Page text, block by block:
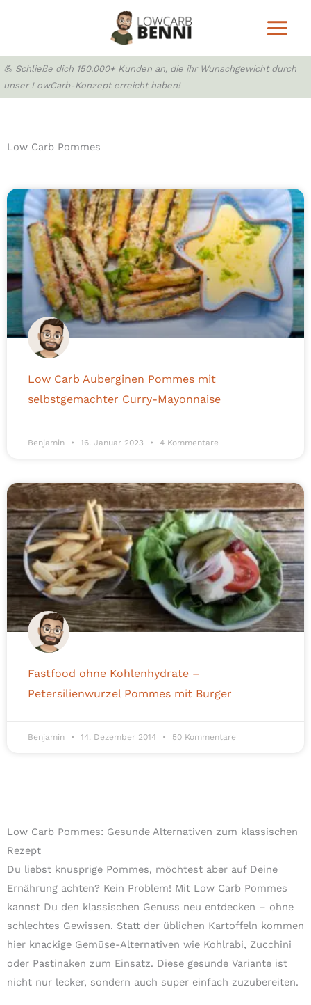
💪 Schließe dich 150.000+ Kunden an, die ihr Wunschgewicht durch
unser LowCarb-Konzept erreicht haben!
Low Carb Pommes
Low Carb Auberginen Pommes mit
selbstgemachter Curry-Mayonnaise
Benjamin 16. Januar 2023 4 Kommentare
Fastfood ohne Kohlenhydrate –
Petersilienwurzel Pommes mit Burger
Benjamin 14. Dezember 2014 50 Kommentare
Low Carb Pommes: Gesunde Alternativen zum klassischen
Rezept
Du liebst knusprige Pommes, möchtest aber auf Deine
Ernährung achten? Kein Problem! Mit Low Carb Pommes
kannst Du den klassischen Genuss neu entdecken – ohne
schlechtes Gewissen. Statt der üblichen Kartoffeln kommen
hier knackige Gemüse-Alternativen wie Kohlrabi, Zucchini
oder Pastinaken zum Einsatz. Diese gesunde Variante ist
nicht nur lecker, sondern auch super einfach zuzubereiten.